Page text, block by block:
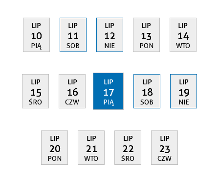
LIP
10
PIĄ
LIP
11
SOB
LIP
12
NIE
LIP
13
PON
LIP
14
WTO
LIP
15
ŚRO
LIP
16
CZW
LIP
17
PIĄ
LIP
18
SOB
LIP
19
NIE
LIP
20
PON
LIP
21
WTO
LIP
22
ŚRO
LIP
23
CZW